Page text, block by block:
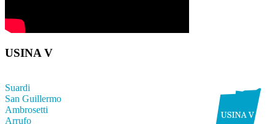
USINA V
Suardi
San Guillermo
Ambrosetti
Arrufo